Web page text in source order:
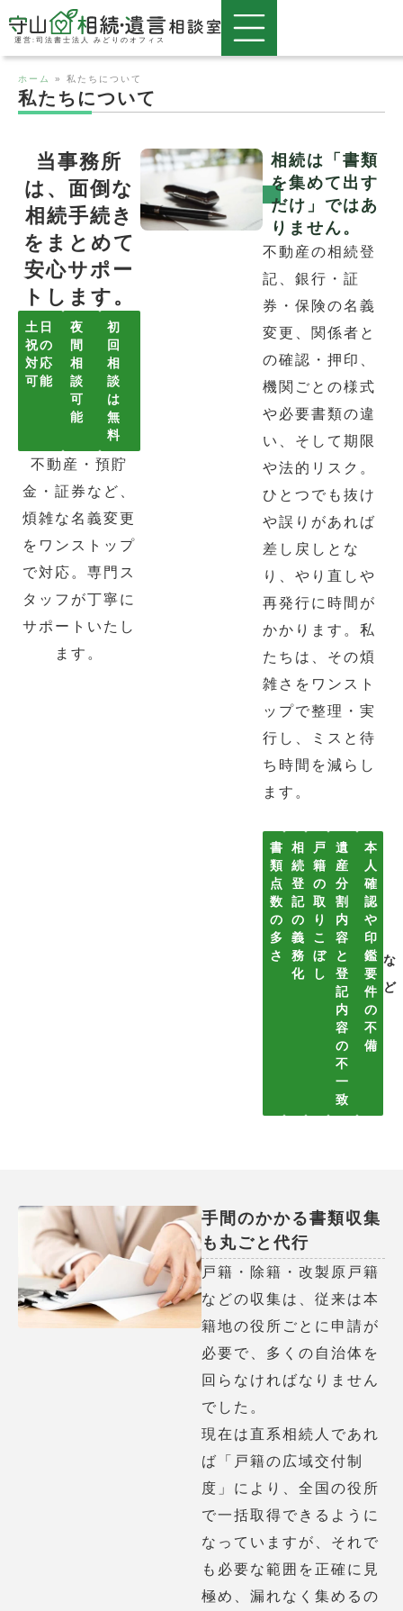
運営:司法書士法人 みどりのオフィス
ホーム » 私たちについて
私たちについて
当事務所
は、面倒な
相続手続き
をまとめて
安心サポー
トします。
土日
祝の
対応
可能
夜
間
相
談
可
能
初
回
相
談
は
無
料
不動産・預貯
金・証券など、
煩雑な名義変更
をワンストップ
で対応。専門ス
タッフが丁寧に
サポートいたし
ます。
相続は「書類
を集めて出す
だけ」ではあ
りません。
不動産の相続登
記、銀行・証
券・保険の名義
変更、関係者と
の確認・押印、
機関ごとの様式
や必要書類の違
い、そして期限
や法的リスク。
ひとつでも抜け
や誤りがあれば
差し戻しとな
り、やり直しや
再発行に時間が
かかります。私
たちは、その煩
雑さをワンスト
ップで整理・実
行し、ミスと待
ち時間を減らし
ます。
書
類
点
数
の
多
さ
相
続
登
記
の
義
務
化
戸
籍
の
取
り
こ
ぼ
し
遺
産
分
割
内
容
と
登
記
内
容
の
不
一
致
本
人
確
認
や
印
鑑
要
件
の
不
備
な
ど
手間のかかる書類収集
も丸ごと代行
戸籍・除籍・改製原戸籍
などの収集は、従来は本
籍地の役所ごとに申請が
必要で、多くの自治体を
回らなければなりません
でした。
現在は直系相続人であれ
ば「戸籍の広域交付制
度」により、全国の役所
で一括取得できるように
なっていますが、それで
も必要な範囲を正確に見
極め、漏れなく集めるの